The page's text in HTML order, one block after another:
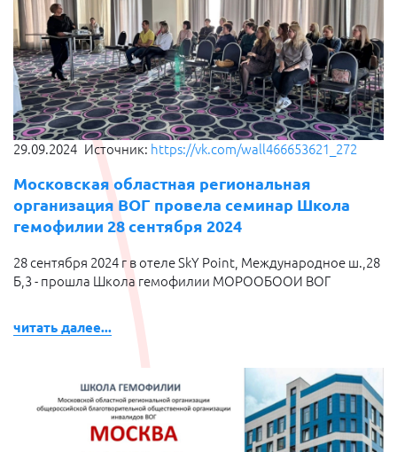
29.09.2024 Источник: https://vk.com/wall466653621_272
Московская областная региональная
организация ВОГ провела семинар Школа
гемофилии 28 сентября 2024
28 сентября 2024 г в отеле SkY Point, Международное ш.,28
Б,3 - прошла Школа гемофилии МОРООБООИ ВОГ
читать далее...